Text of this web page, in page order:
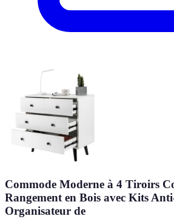
Commode Moderne à 4 Tiroirs
Rangement en Bois avec Kits
Organisateur de